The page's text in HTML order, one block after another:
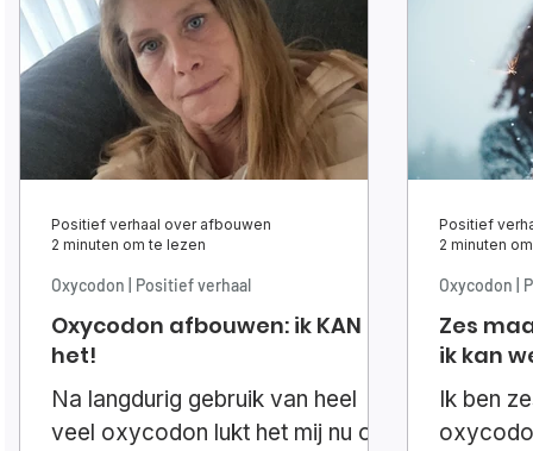
Oxycodon afbouwen: ik KAN
het!
Na langdurig gebruik van heel
veel oxycodon lukt het mij nu om
Oxycodon | Positief verhaal
Positief verhaal over afbouwen
2 minuten om te lezen
Zes
ik kan
Ik ben
Oxycodon |
Positief
2 minuten